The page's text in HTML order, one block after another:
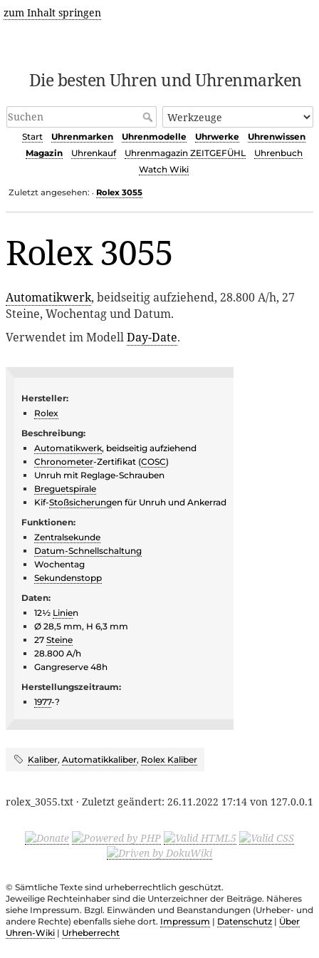
zum Inhalt springen
Die besten Uhren und Uhrenmarken
Start Uhrenmarken Uhrenmodelle Uhrwerke
Uhrenwissen
Magazin
Uhrenkauf Uhrenmagazin ZEITGEFÜHL
Uhrenbuch
Watch Wiki
Zuletzt angesehen: • Rolex 3055
Rolex 3055
Automatikwerk, beidseitig aufziehend, 28.800 A/h, 27
Steine, Wochentag und Datum.
Verwendet im ModellDay-Date.
Hersteller:
Rolex
Beschreibung:
Automatikwerk, beidseitig aufziehend
Chronometer-Zertifikat (COSC)
Unruh mit Reglage-Schrauben
Breguetspirale
Kif-Stoßsicherungen für Unruh und Ankerrad
Funktionen:
Zentralsekunde
Datum-Schnellschaltung
Wochentag
Sekundenstopp
Daten:
12½ Linien
Ø 28,5 mm, H 6,3 mm
27 Steine
28.800 A/h
Gangreserve 48h
Herstellungszeitraum:
1977-?
Kaliber, Automatikkaliber, Rolex Kaliber
rolex_3055.txt · Zuletzt geändert: 26.11.2022 17:14 von 127.0.0.1
© Sämtliche Texte sind urheberrechtlich geschützt.
Jeweilige Rechteinhaber sind die Unterzeichner der Beiträge. Näheres
siehe Impressum. Bzgl. Einwänden und Beanstandungen (Urheber- und
andere Rechte) ebenfalls siehe dort. Impressum | Datenschutz | Über
Uhren-Wiki | Urheberrecht